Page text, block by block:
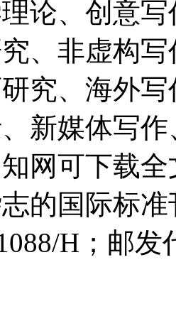
论、创意
、非虚构
究、海外
新媒体写
网可下载全
志的国际标
H；邮